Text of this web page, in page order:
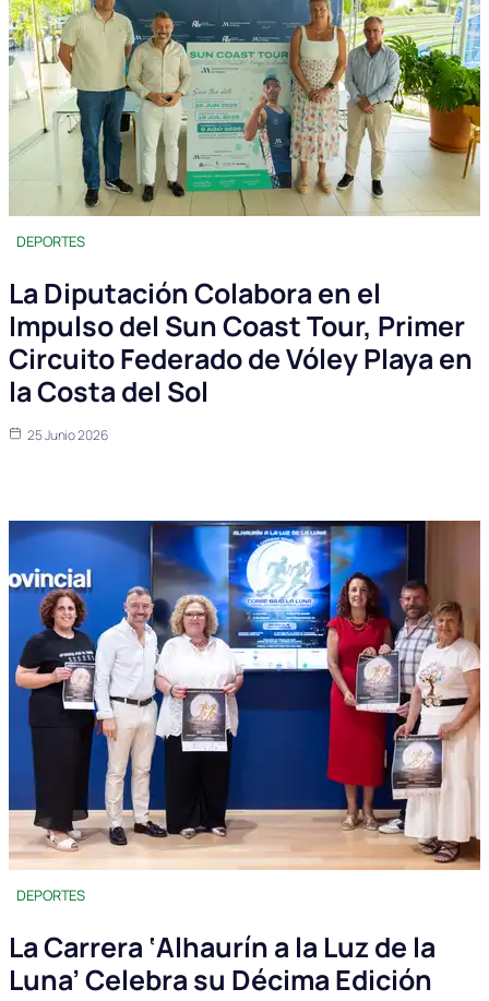
DEPORTES
La Diputación Colabora en el
Impulso del Sun Coast Tour, Primer
Circuito Federado de Vóley Playa en
la Costa del Sol
25 Junio 2026
DEPORTES
La Carrera ‘Alhaurín a la Luz de la
Luna’ Celebra su Décima Edición